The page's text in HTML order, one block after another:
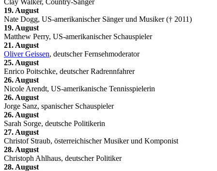
19. August
Nate Dogg, US-amerikanischer Sänger und Musiker († 2011)
19. August
Matthew Perry, US-amerikanischer Schauspieler
21. August
Oliver Geissen, deutscher Fernsehmoderator
25. August
Enrico Poitschke, deutscher Radrennfahrer
26. August
Nicole Arendt, US-amerikanische Tennisspielerin
26. August
Jorge Sanz, spanischer Schauspieler
26. August
Sarah Sorge, deutsche Politikerin
27. August
Christof Straub, österreichischer Musiker und Komponist
28. August
Christoph Ahlhaus, deutscher Politiker
28. August